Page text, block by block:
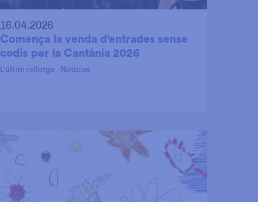
16.04.2026
Comença la venda d'entrades sense
codis per la Cantània 2026
L'últim rellotge Noticies